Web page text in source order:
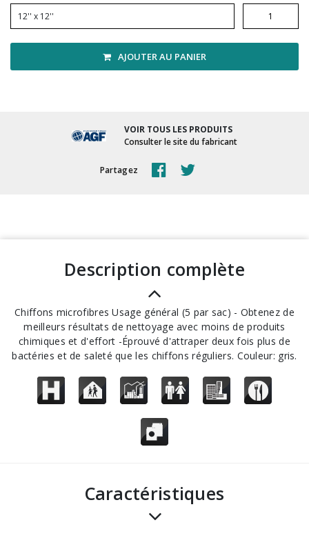
12'' x 12''
AJOUTER AU PANIER
VOIR TOUS LES PRODUITS
Consulter le site du fabricant
Partagez
description complète
Chiffons microfibres Usage général (5 par sac) - Obtenez de
meilleurs résultats de nettoyage avec moins de produits
chimiques et d'effort -Éprouvé d'attraper deux fois plus de
bactéries et de saleté que les chiffons réguliers. Couleur: gris.
Caractéristiques